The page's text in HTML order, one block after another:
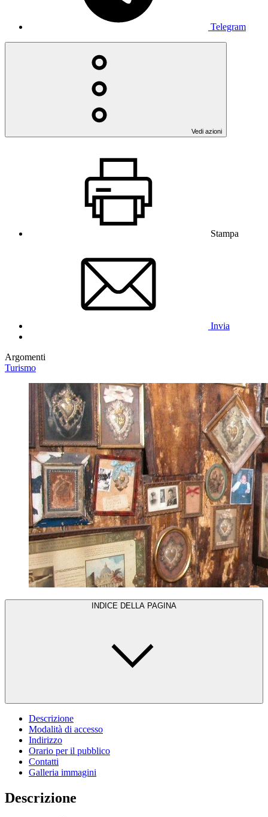
Telegram
Vedi azioni
Stampa
Invia
Argomenti
Turismo
INDICE DELLA PAGINA
Descrizione
Modalità di accesso
Indirizzo
Orario per il pubblico
Contatti
Galleria immagini
Descrizione